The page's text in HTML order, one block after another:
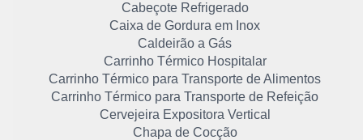
Cabeçote Refrigerado
Caixa de Gordura em Inox
Caldeirão a Gás
Carrinho Térmico Hospitalar
Carrinho Térmico para Transporte de Alimentos
Carrinho Térmico para Transporte de Refeição
Cervejeira Expositora Vertical
Chapa de Cocção